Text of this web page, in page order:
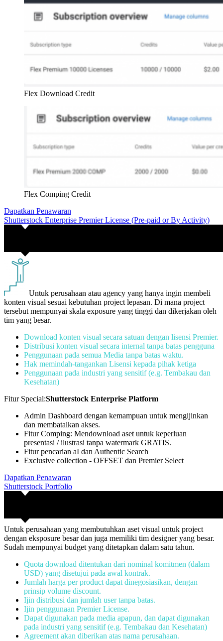
Flex Download Credit
Flex Comping Credit
Dapatkan Penawaran
Shutterstock Enterprise Premier License (Pre-paid or By Activity)
Untuk perusahaan atau agency yang hanya ingin membeli
konten visual sesuai kebutuhan project lepasan. Di mana project
tersebut mempunyai skala exposure yang tinggi dan dikerjakan oleh
tim yang besar.
Download konten visual secara satuan dengan lisensi Premier.
Distribusi konten visual secara internal tanpa batas pengguna
Penggunaan pada semua Media tanpa batas waktu.
Hak memindah-tangankan Lisensi kepada pihak ketiga
Penggunaan pada industri yang sensitif (e.g. Tembakau dan
Kesehatan)
Fitur Special:Shutterstock Enterprise Platform
Admin Dashboard dengan kemampuan untuk mengijinkan
dan membatalkan akses.
Fitur Comping: Mendownload aset untuk keperluan
presentasi / ilustrasi tanpa watermark GRATIS.
Fitur pencarian aI dan Authentic Search
Exclusive collection - OFFSET dan Premier Select
Dapatkan Penawaran
Shutterstock Portfolio
Untuk perusahaan yang membutuhkan aset visual untuk project
dengan eksposure besar dan juga memiliki tim designer yang besar.
Sudah mempunyai budget yang ditetapkan dalam satu tahun.
Quota download ditentukan dari nominal komitmen (dalam
USD) yang disetujui pada awal kontrak.
Jumlah harga per product dapat dinegosiasikan, dengan
prinsip volume discount.
Ijin distribusi dan jumlah user tanpa batas.
Ijin penggunaan Premier License.
Dapat digunakan pada media apapun, dan dapat digunakan
pada industri yang sensitif (e.g. Tembakau dan Kesehatan)
Agreement akan diberikan atas nama perusahaan.